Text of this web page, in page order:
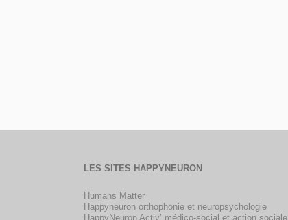
LES SITES HAPPYNEURON
Humans Matter
Happyneuron orthophonie et neuropsychologie
HappyNeuron Activ’ médico-social et action sociale